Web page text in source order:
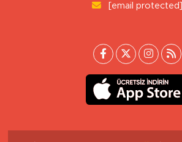
[email protected]